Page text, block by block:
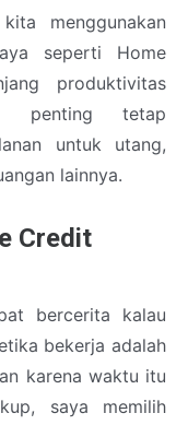
menggunakan
seperti Home
produktivitas
penting tetap
untuk utang,
lainnya.
Credit
bercerita kalau
bekerja adalah
karena waktu itu
saya memilih